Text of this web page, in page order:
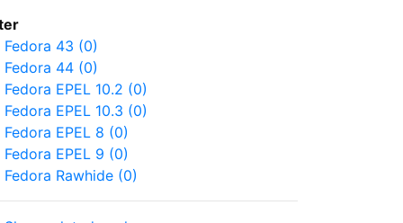
Fedora 43 (0)
Fedora 44 (0)
Fedora EPEL 10.2 (0)
Fedora EPEL 10.3 (0)
Fedora EPEL 8 (0)
Fedora EPEL 9 (0)
Fedora Rawhide (0)